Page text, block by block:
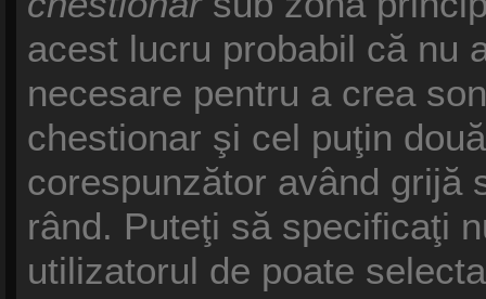
acest lucru probabil că nu
necesare pentru a crea
chestionar şi cel puţin
corespunzător având grijă
rând. Puteţi să specificaţi
utilizatorul de poate